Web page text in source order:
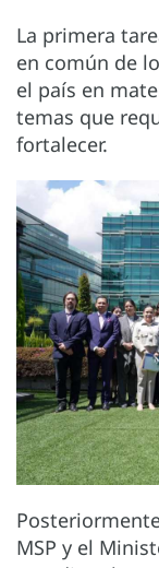
La primera
en común de
el país en
temas que
fortalecer.
MSP y el